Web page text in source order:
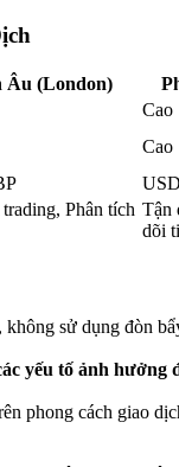
Âu (London)
Cao
Cao
Phân tích Tận
dõi
sử dụng đòn
yếu tố ảnh hưởng
phong cách giao